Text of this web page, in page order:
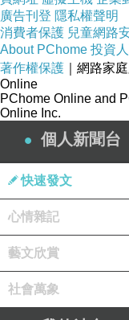
上一篇：
下一篇： 新詞分享
廣告刊登 隱私權聲明
消費者保護 兒童網路
About PChome 投資
著作權保護 ｜網路家
Online
PChome Online and
Online Inc.
個人新聞台
快速發文
心情雜記
藝文欣賞
社會萬象